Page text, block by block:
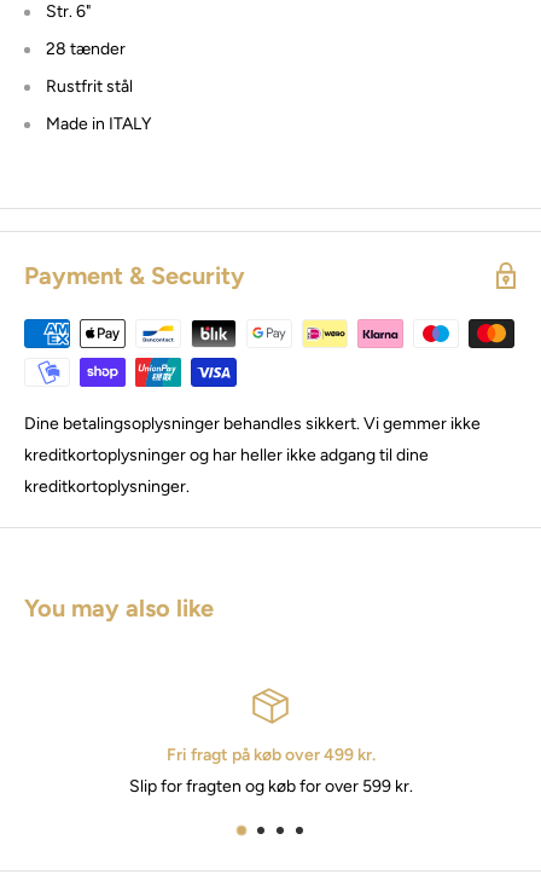
Str. 6"
28 tænder
Rustfrit stål
Made in ITALY
Payment & Security
Dine betalingsoplysninger behandles sikkert. Vi gemmer ikke
kreditkortoplysninger og har heller ikke adgang til dine
kreditkortoplysninger.
You may also like
for over 599 kr.